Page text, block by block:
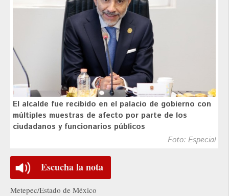
El alcalde fue recibido en el palacio de gobierno con
múltiples muestras de afecto por parte de los
ciudadanos y funcionarios públicos
Foto: Especial
Escucha la nota
Metepec/Estado de México